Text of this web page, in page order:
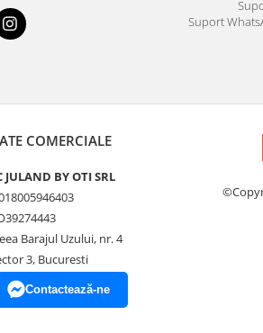
Suport
COMERCIALE
JULAND BY OTI SRL
Barajul Uzului, nr. 4
3, Bucuresti
Contactează-ne